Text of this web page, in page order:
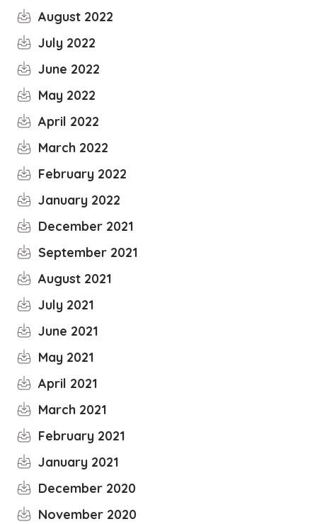
August 2022
July 2022
June 2022
May 2022
April 2022
March 2022
February 2022
January 2022
December 2021
September 2021
August 2021
July 2021
June 2021
May 2021
April 2021
March 2021
February 2021
January 2021
December 2020
November 2020